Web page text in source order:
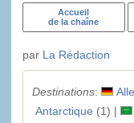
Accueil
de la chaîne
par La Rédaction
Destinations:
Antarctique (1) |